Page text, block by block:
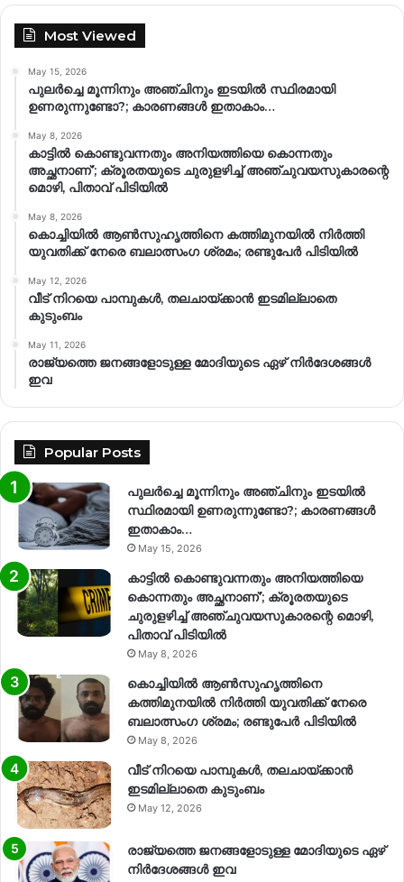
Most Viewed
May 15, 2026
പുലർച്ചെ മൂന്നിനും അഞ്ചിനും ഇടയിൽ സ്ഥിരമായി
ഉണരുന്നുണ്ടോ?; കാരണങ്ങള്‍ ഇതാകാം…
May 8, 2026
കാട്ടിൽ കൊണ്ടുവന്നതും അനിയത്തിയെ കൊന്നതും
അച്ഛനാണ്’; ക്രൂരതയുടെ ചുരുളഴിച്ച് അഞ്ചുവയസുകാരന്റെ
മൊഴി, പിതാവ് പിടിയിൽ
May 8, 2026
കൊച്ചിയിൽ ആൺസുഹൃത്തിനെ കത്തിമുനയിൽ നിർത്തി
യുവതിക്ക് നേരെ ബലാത്സംഗ​ ശ്രമം; രണ്ടുപേർ പിടിയിൽ
May 12, 2026
വീട് നിറയെ പാമ്പുകൾ, തലചായ്ക്കാൻ ഇടമില്ലാതെ
കുടുംബം
May 11, 2026
രാജ്യത്തെ ജനങ്ങളോടുള്ള മോദിയുടെ ഏഴ് നിര്‍ദേശങ്ങള്‍
ഇവ
Popular Posts
പുലർച്ചെ മൂന്നിനും അഞ്ചിനും ഇടയിൽ
സ്ഥിരമായി ഉണരുന്നുണ്ടോ?; കാരണങ്ങള്‍
ഇതാകാം…
May 15, 2026
കാട്ടിൽ കൊണ്ടുവന്നതും അനിയത്തിയെ
കൊന്നതും അച്ഛനാണ്’; ക്രൂരതയുടെ
ചുരുളഴിച്ച് അഞ്ചുവയസുകാരന്റെ മൊഴി,
പിതാവ് പിടിയിൽ
May 8, 2026
കൊച്ചിയിൽ ആൺസുഹൃത്തിനെ
കത്തിമുനയിൽ നിർത്തി യുവതിക്ക് നേരെ
ബലാത്സംഗ​ ശ്രമം; രണ്ടുപേർ പിടിയിൽ
May 8, 2026
വീട് നിറയെ പാമ്പുകൾ, തലചായ്ക്കാൻ
ഇടമില്ലാതെ കുടുംബം
May 12, 2026
രാജ്യത്തെ ജനങ്ങളോടുള്ള മോദിയുടെ ഏഴ്
നിര്‍ദേശങ്ങള്‍ ഇവ